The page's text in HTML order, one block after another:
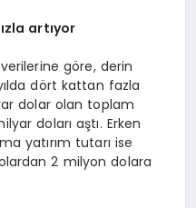
artıyor
göre, derin
dört kattan fazla
dolar olan toplam
doları aştı. Erken
yatırım tutarı ise
2 milyon dolara